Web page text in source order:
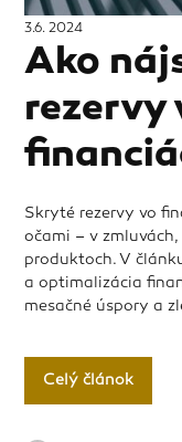
3.6. 2024
Ako
rezervy
Skryté rezervy vo
očami – v
produktoch. V
a optimalizácia
mesačné úspory a
Celý článok